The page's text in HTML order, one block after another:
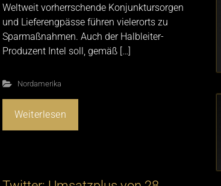
Weltweit vorherrschende Konjunktursorgen
und Lieferengpässe führen vielerorts zu
Sparmaßnahmen. Auch der Halbleiter-
Produzent Intel soll, gemäß […]
Nordamerika
Weiterlesen